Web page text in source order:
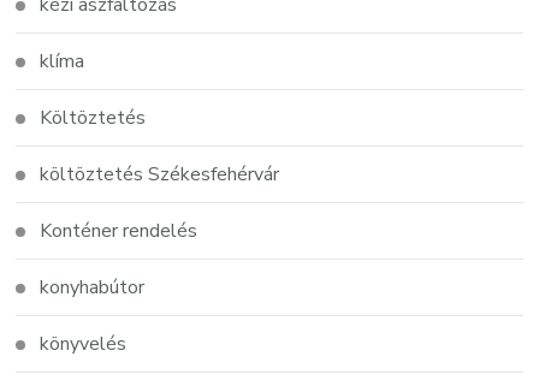
klíma
Költöztetés
költöztetés Székesfehérvár
Konténer rendelés
konyhabútor
könyvelés